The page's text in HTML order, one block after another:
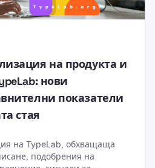
на продукта и
нови
показатели
стая
на TypeLab, обхващаща
подобрения на